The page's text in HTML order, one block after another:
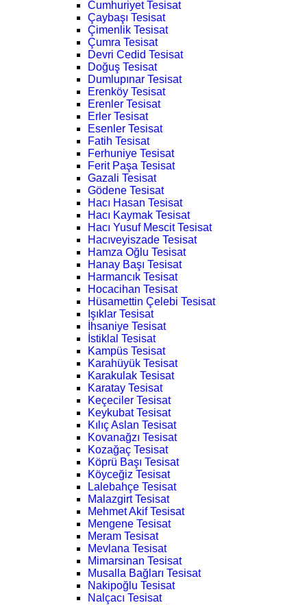
Cumhuriyet Tesisat
Çaybaşı Tesisat
Çimenlik Tesisat
Çumra Tesisat
Devri Cedid Tesisat
Doğuş Tesisat
Dumlupınar Tesisat
Erenköy Tesisat
Erenler Tesisat
Erler Tesisat
Esenler Tesisat
Fatih Tesisat
Ferhuniye Tesisat
Ferit Paşa Tesisat
Gazali Tesisat
Gödene Tesisat
Hacı Hasan Tesisat
Hacı Kaymak Tesisat
Hacı Yusuf Mescit Tesisat
Hacıveyiszade Tesisat
Hamza Oğlu Tesisat
Hanay Başı Tesisat
Harmancık Tesisat
Hocacihan Tesisat
Hüsamettin Çelebi Tesisat
Işıklar Tesisat
İhsaniye Tesisat
İstiklal Tesisat
Kampüs Tesisat
Karahüyük Tesisat
Karakulak Tesisat
Karatay Tesisat
Keçeciler Tesisat
Keykubat Tesisat
Kılıç Aslan Tesisat
Kovanağzı Tesisat
Kozağaç Tesisat
Köprü Başı Tesisat
Köyceğiz Tesisat
Lalebahçe Tesisat
Malazgirt Tesisat
Mehmet Akif Tesisat
Mengene Tesisat
Meram Tesisat
Mevlana Tesisat
Mimarsinan Tesisat
Musalla Bağları Tesisat
Nakipoğlu Tesisat
Nalçacı Tesisat